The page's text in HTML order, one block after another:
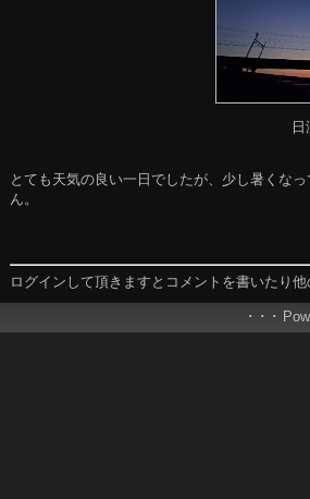
とても天気の良い一日でしたが、少し暑くな
ん。
ログインして頂きますとコメントを書いたり
･ ･ ･